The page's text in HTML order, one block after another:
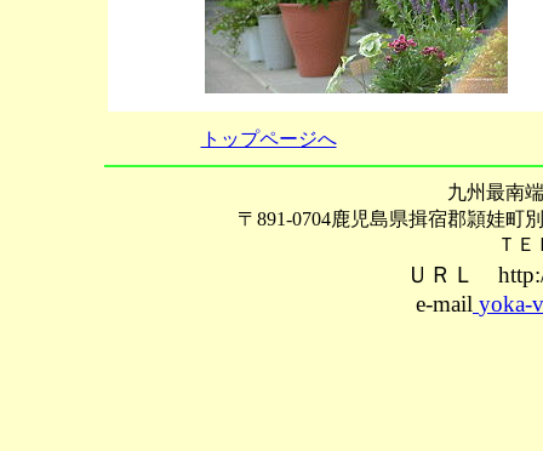
トップページへ
九州最南
〒891-0704鹿児島県揖宿郡頴娃
ＴＥ
ＵＲＬ
e-mail yoka-